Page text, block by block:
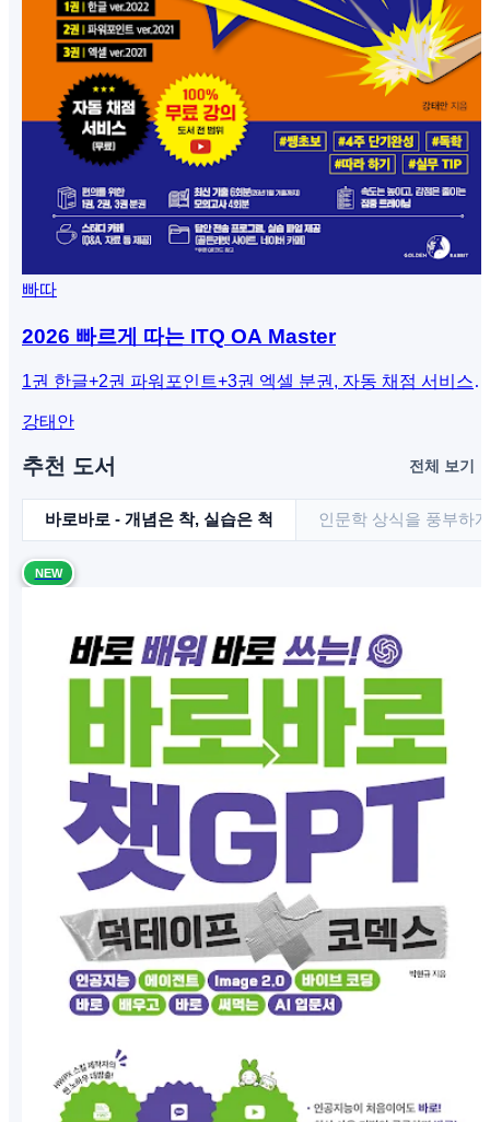
빠따
2026 빠르게 따는 ITQ OA Master
1권 한글+2권 파워포인트+3권 엑셀 분권, 자동 채점 서비스
강태안
추천 도서 전체 보기
바로바로 - 개념은 착, 실습은 척 인문학 상식을 풍부하게
NEW